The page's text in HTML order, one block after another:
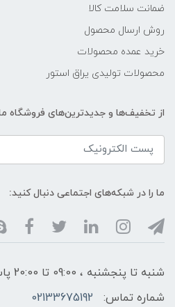
ضمانت سلامت کالا
روش ارسال محصول
خرید عمده محصولات
محصولات تولیدی یراق استور
از تخفیف‌ها و جدیدترین‌های فروشگاه
ما را در شبکه‌های اجتماعی دنبال کنید:
شنبه تا پنجشنبه ، 09:00 تا 20:00 پاسخگوی شما هستیم
شماره تماس:
02133675192